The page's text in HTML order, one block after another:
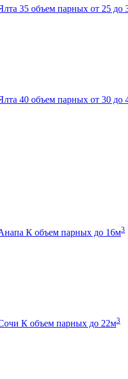
35 объем парных от 25 до
40 объем парных от 30 до
К объем парных до 16м3
К объем парных до 22м3